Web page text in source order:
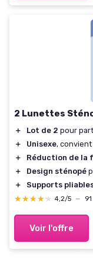
2 Lunettes
＋ Lot de 2 pour
＋
Unisexe, convient
＋
Réduction de la
＋
Design sténopé
＋
Supports
★★★★★
★★★★★ 4,2/5 —
Voir l'offre